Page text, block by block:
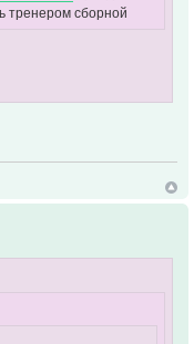
тренером сборной